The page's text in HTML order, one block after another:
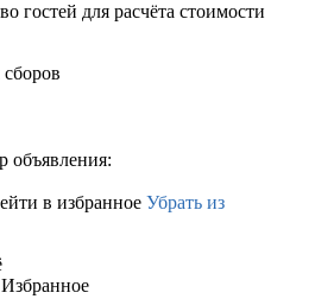
гостей для расчёта стоимости
объявления:
в избранное Убрать из